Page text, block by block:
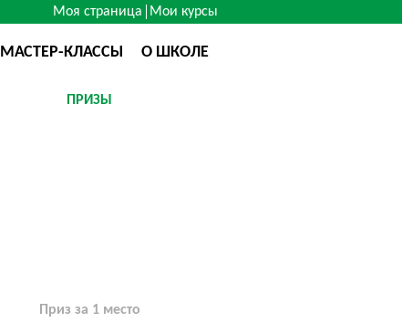
Моя страница Мои курсы
МАСТЕР-КЛАССЫ О ШКОЛЕ
ПРИЗЫ
Приз за 1 место